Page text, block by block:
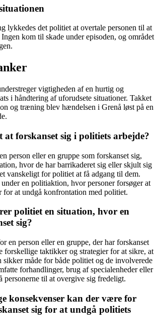
lykkedes det politiet at overtale personen til at
kom til skade under episoden, og området
vigtigheden af en hurtig og
i håndtering af uforudsete situationer. Takket
og træning blev hændelsen i Grenå løst på en
at forskanset sig i politiets arbejde?
person eller en gruppe som forskanset sig,
hvor de har barrikaderet sig eller skjult sig
vanskeligt for politiet at få adgang til dem.
en politiaktion, hvor personer forsøger at
for at undgå konfrontation med politiet.
politiet en situation, hvor en
sig?
en person eller en gruppe, der har forskanset
forskellige taktikker og strategier for at sikre, at
sikker måde for både politiet og de involverede
forhandlinger, brug af specialenheder eller
personerne til at overgive sig fredeligt.
konsekvenser kan der være for
sig for at undgå politiets